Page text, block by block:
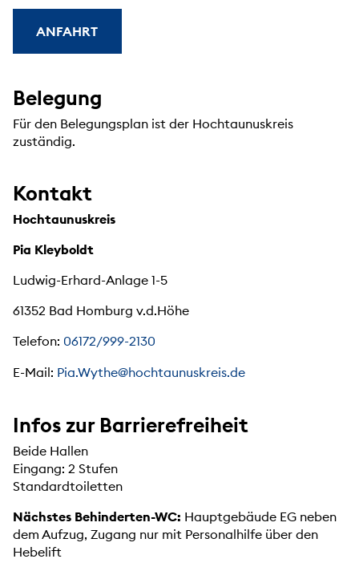
ANFAHRT
Belegung
Für den Belegungsplan ist der Hochtaunuskreis
zuständig.
Kontakt
Hochtaunuskreis
Pia Kleyboldt
Ludwig-Erhard-Anlage 1-5
61352 Bad Homburg v.d.Höhe
Telefon: 06172/999-2130
E-Mail: Pia.Wythe@hochtaunuskreis.de
Infos zur Barrierefreiheit
Beide Hallen
Eingang: 2 Stufen
Standardtoiletten
Nächstes Behinderten-WC: Hauptgebäude EG neben
dem Aufzug, Zugang nur mit Personalhilfe über den
Hebelift